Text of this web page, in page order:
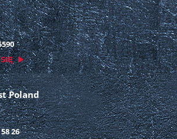
Poland
26